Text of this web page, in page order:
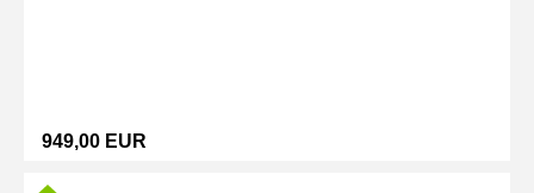
949,00 EUR